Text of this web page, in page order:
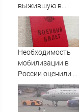
выжившую в
страшной аварии,
вертолетом
отправили в
Санкт-Петербург
Необходимость
мобилизации в
России оценили в
Госдуме